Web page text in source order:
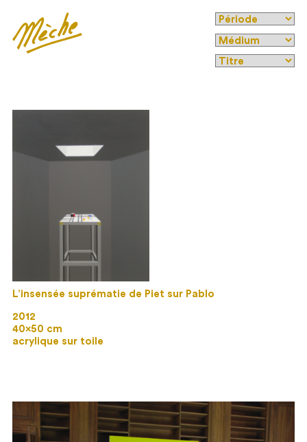
L’insensée suprématie de Piet sur Pablo
2012
40×50 cm
acrylique sur toile